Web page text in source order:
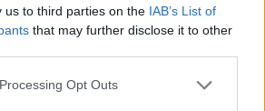
us to third parties on the IAB’s List of
that may further disclose it to other
Opt Outs
του 6 μηνών βρέφους που
των νεκρών